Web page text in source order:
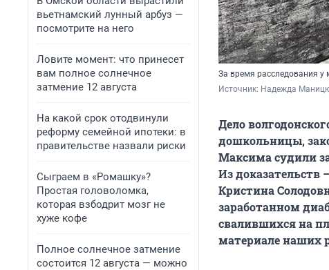
вьетнамский лунный арбуз —
посмотрите на него
Ловите момент: что принесет
вам полное солнечное
затмение 12 августа
На какой срок отодвинули
реформу семейной ипотеки: в
правительстве назвали риски
Сыграем в «Ромашку»?
Простая головоломка,
которая взбодрит мозг не
хуже кофе
Полное солнечное затмение
состоится 12 августа — можно
За время расследования
Источник: Надежда
Дело
дошкольницы,
Максима судили
Из доказательств
Кристина
заработанном
свалившихся на
материале наших